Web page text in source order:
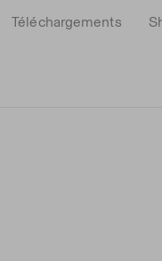
Téléchargements